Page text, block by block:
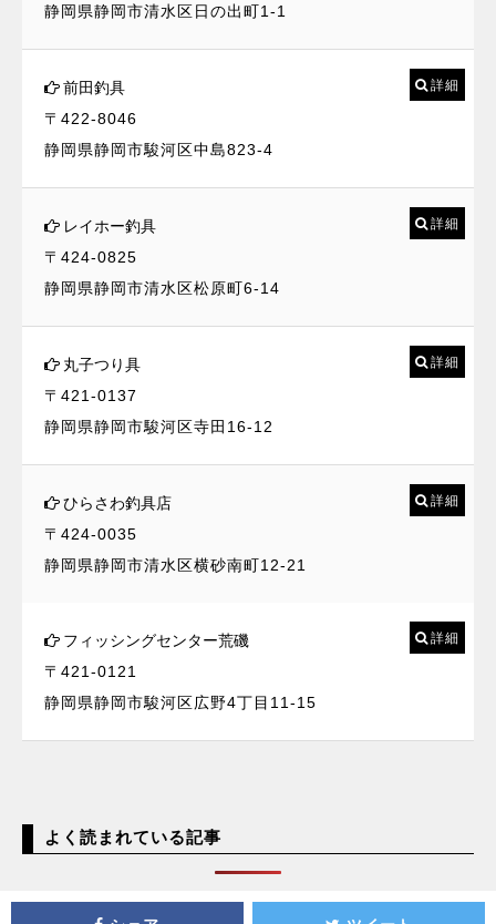
静岡県静岡市清水区日の出町1-1
前田釣具
〒422-8046
静岡県静岡市駿河区中島823-4
詳細
レイホー釣具
〒424-0825
静岡県静岡市清水区松原町6-14
詳細
丸子つり具
〒421-0137
静岡県静岡市駿河区寺田16-12
詳細
ひらさわ釣具店
〒424-0035
静岡県静岡市清水区横砂南町12-21
詳細
フィッシングセンター荒磯
〒421-0121
静岡県静岡市駿河区広野4丁目11-15
詳細
よく読まれている記事